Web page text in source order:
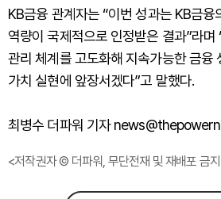
KB금융 관계자는 “이번 성과는 KB금융
역량이 국제적으로 인정받은 결과”라며
관리 체계를 고도화해 지속가능한 금융
가치 실현에 앞장서겠다”고 말했다.
최병수 더파워 기자
<저작권자 © 더파워, 무단전재 및 재배포 금